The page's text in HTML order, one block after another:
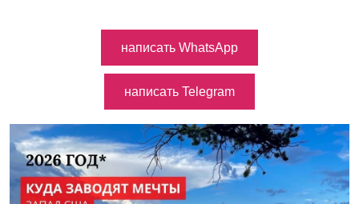
написать WhatsApp
написать Telegram